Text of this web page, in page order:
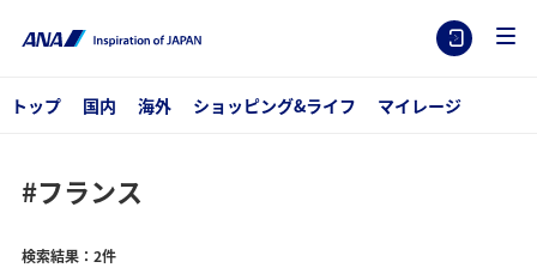
トップ 国内 海外 ショッピング&ライフ マイレージ
#フランス
検索結果：2件